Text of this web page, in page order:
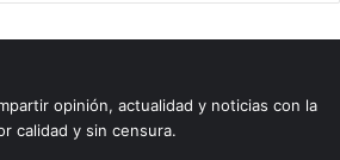
opinión, actualidad y noticias con la
calidad y sin censura.